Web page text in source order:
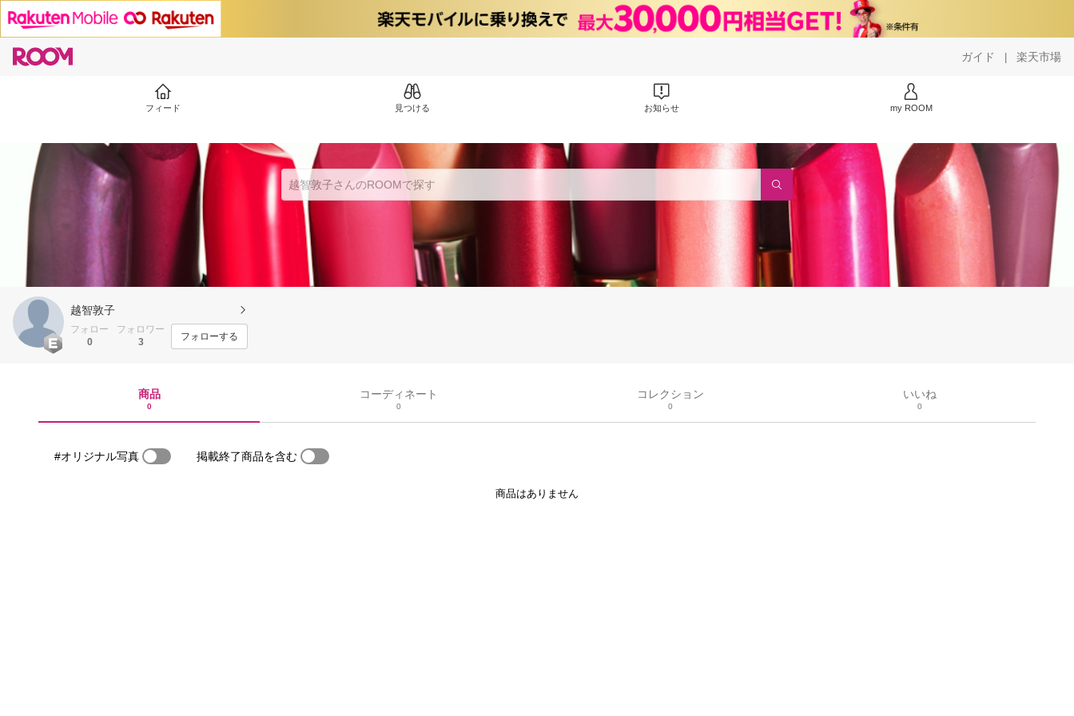
ガイド | 楽天市場
フィード 見つける お知らせ my ROOM
越智敦子
フォロー
0
フォロワー
3
フォローする
商品
0
コーディネート
0
コレクション
0
いいね
0
#オリジナル写真 掲載終了商品を含む
商品はありません